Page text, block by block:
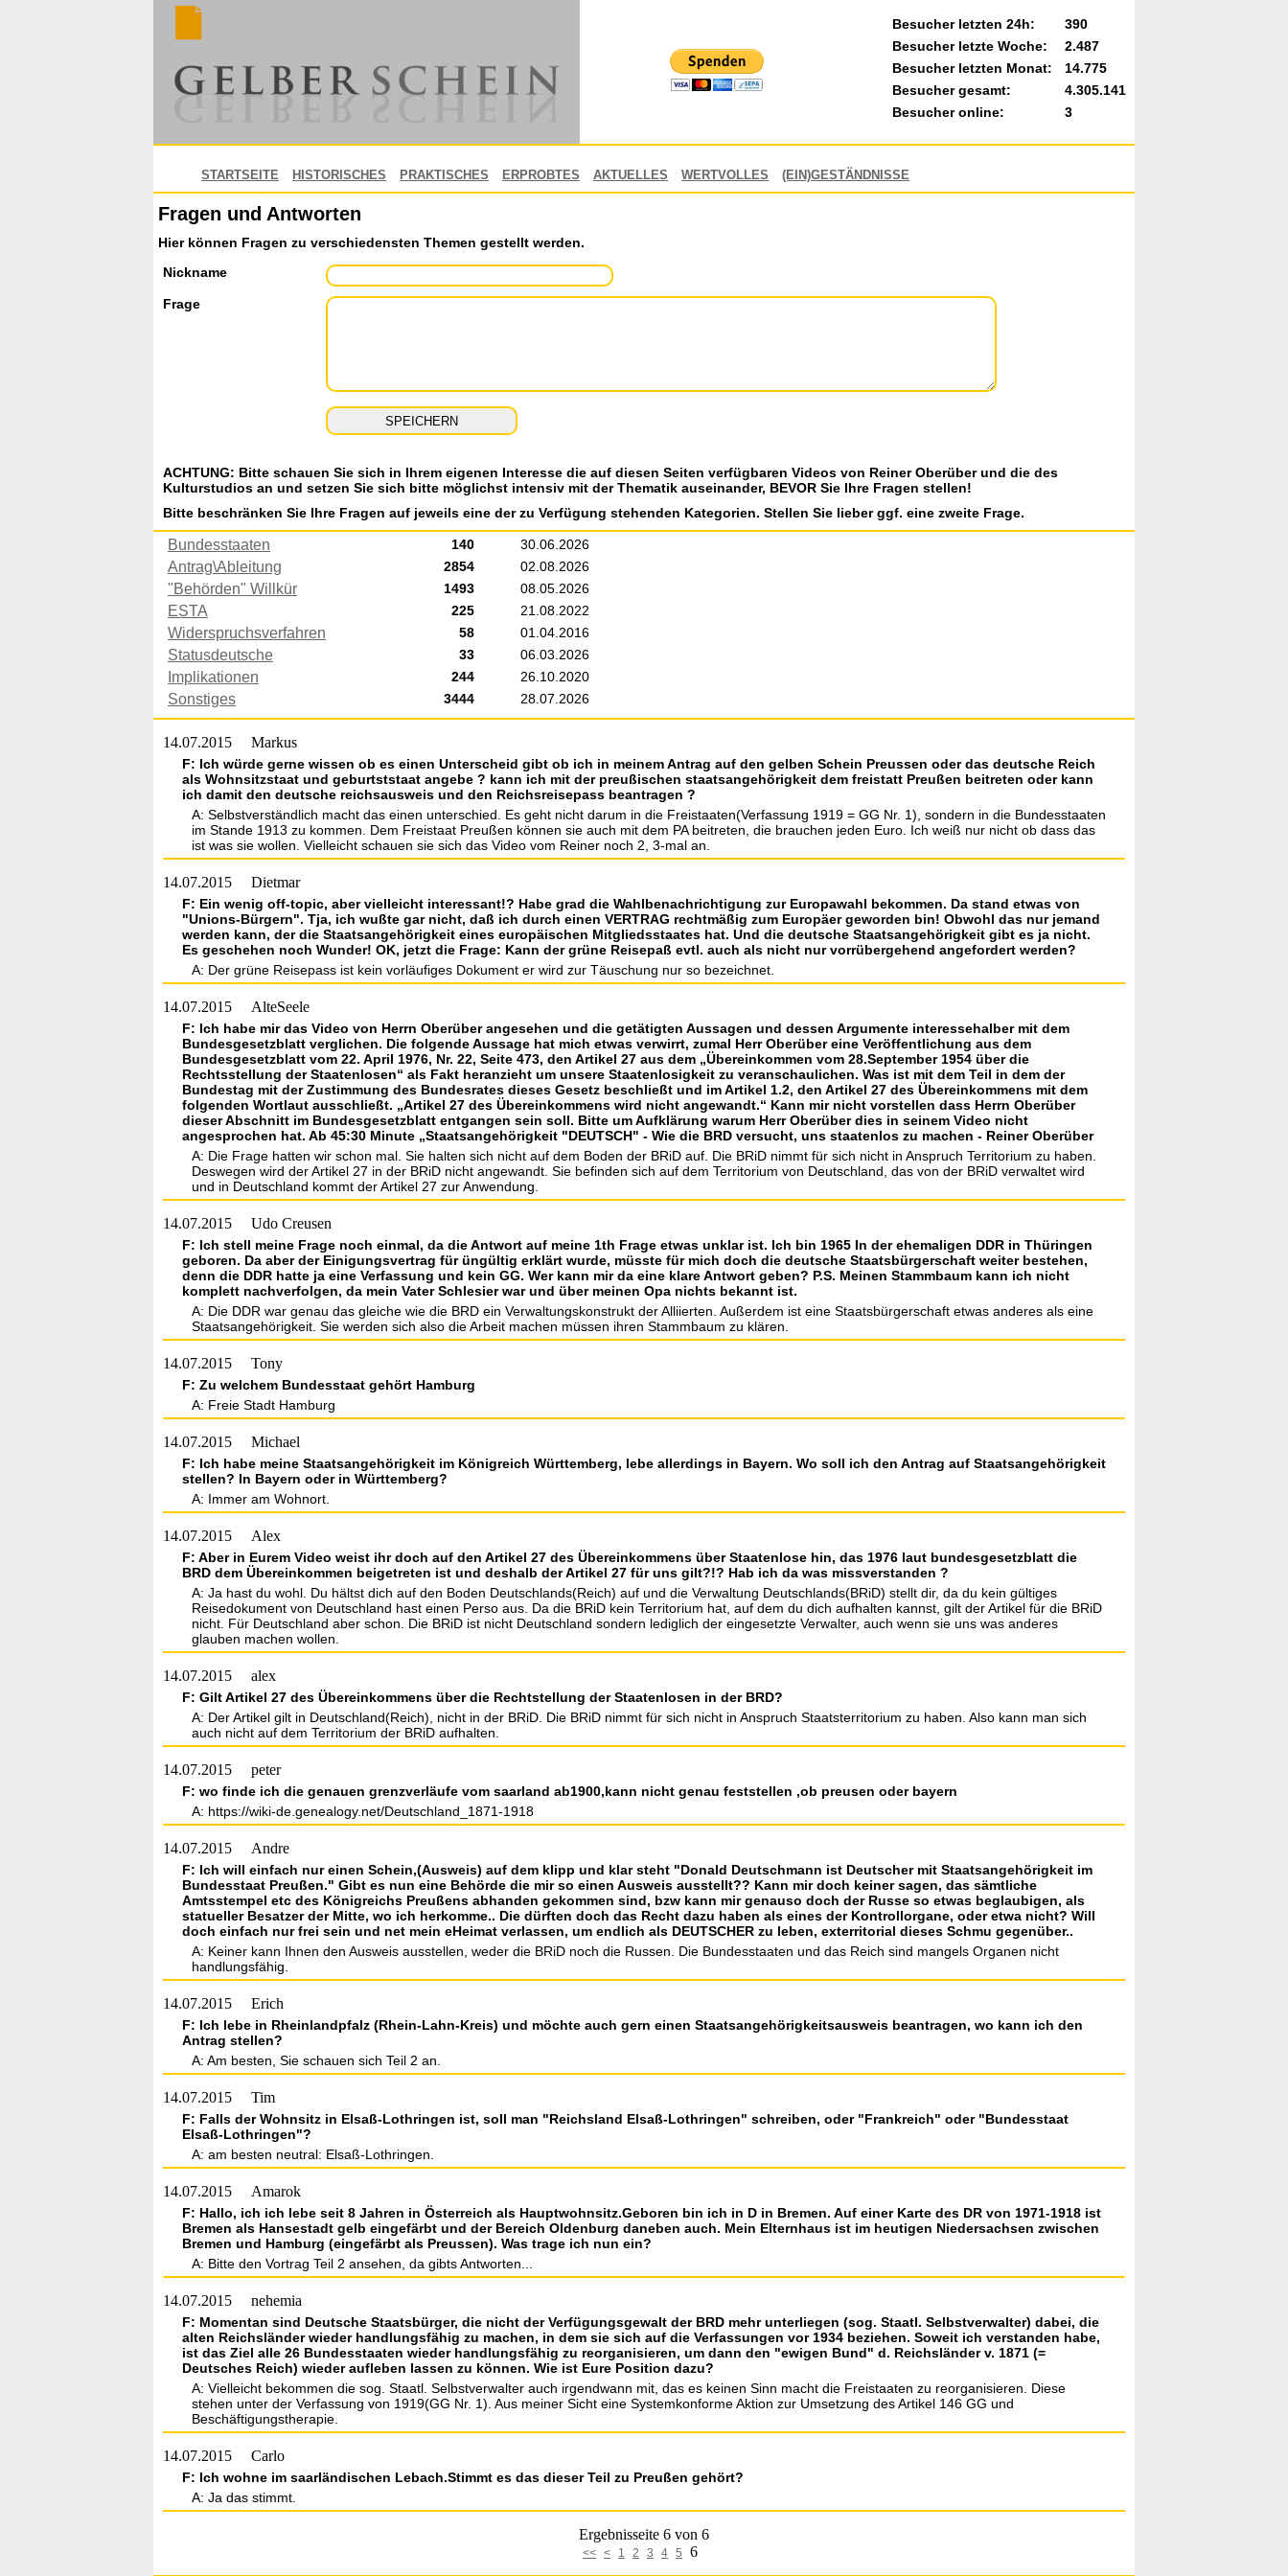
Besucher letzten 24h:
390
Besucher letzte Woche:
2.487
Besucher letzten Monat:
14.775
Besucher gesamt:
4.305.141
Besucher online:
3
STARTSEITE HISTORISCHES PRAKTISCHES ERPROBTES AKTUELLES WERTVOLLES (EIN)GESTÄNDNISSE
Fragen und Antworten
Hier können Fragen zu verschiedensten Themen gestellt werden.
Nickname
Frage
ACHTUNG: Bitte schauen Sie sich in Ihrem eigenen Interesse die auf diesen Seiten verfügbaren Videos von Reiner Oberüber und die des
Kulturstudios an und setzen Sie sich bitte möglichst intensiv mit der Thematik auseinander, BEVOR Sie Ihre Fragen stellen!
Bitte beschränken Sie Ihre Fragen auf jeweils eine der zu Verfügung stehenden Kategorien. Stellen Sie lieber ggf. eine zweite Frage.
Bundesstaaten 140 30.06.2026
Antrag\Ableitung 2854 02.08.2026
"Behörden" Willkür 1493 08.05.2026
ESTA 225 21.08.2022
Widerspruchsverfahren 58 01.04.2016
Statusdeutsche 33 06.03.2026
Implikationen 244 26.10.2020
Sonstiges 3444 28.07.2026
14.07.2015 Markus
F: Ich würde gerne wissen ob es einen Unterscheid gibt ob ich in meinem Antrag auf den gelben Schein Preussen oder das deutsche Reich
als Wohnsitzstaat und geburtststaat angebe ? kann ich mit der preußischen staatsangehörigkeit dem freistatt Preußen beitreten oder kann
ich damit den deutsche reichsausweis und den Reichsreisepass beantragen ?
A: Selbstverständlich macht das einen unterschied. Es geht nicht darum in die Freistaaten(Verfassung 1919 = GG Nr. 1), sondern in die Bundesstaaten
im Stande 1913 zu kommen. Dem Freistaat Preußen können sie auch mit dem PA beitreten, die brauchen jeden Euro. Ich weiß nur nicht ob dass das
ist was sie wollen. Vielleicht schauen sie sich das Video vom Reiner noch 2, 3-mal an.
14.07.2015 Dietmar
F: Ein wenig off-topic, aber vielleicht interessant!? Habe grad die Wahlbenachrichtigung zur Europawahl bekommen. Da stand etwas von
"Unions-Bürgern". Tja, ich wußte gar nicht, daß ich durch einen VERTRAG rechtmäßig zum Europäer geworden bin! Obwohl das nur jemand
werden kann, der die Staatsangehörigkeit eines europäischen Mitgliedsstaates hat. Und die deutsche Staatsangehörigkeit gibt es ja nicht.
Es geschehen noch Wunder! OK, jetzt die Frage: Kann der grüne Reisepaß evtl. auch als nicht nur vorrübergehend angefordert werden?
A: Der grüne Reisepass ist kein vorläufiges Dokument er wird zur Täuschung nur so bezeichnet.
14.07.2015 AlteSeele
F: Ich habe mir das Video von Herrn Oberüber angesehen und die getätigten Aussagen und dessen Argumente interessehalber mit dem
Bundesgesetzblatt verglichen. Die folgende Aussage hat mich etwas verwirrt, zumal Herr Oberüber eine Veröffentlichung aus dem
Bundesgesetzblatt vom 22. April 1976, Nr. 22, Seite 473, den Artikel 27 aus dem „Übereinkommen vom 28.September 1954 über die
Rechtsstellung der Staatenlosen“ als Fakt heranzieht um unsere Staatenlosigkeit zu veranschaulichen. Was ist mit dem Teil in dem der
Bundestag mit der Zustimmung des Bundesrates dieses Gesetz beschließt und im Artikel 1.2, den Artikel 27 des Übereinkommens mit dem
folgenden Wortlaut ausschließt. „Artikel 27 des Übereinkommens wird nicht angewandt.“ Kann mir nicht vorstellen dass Herrn Oberüber
dieser Abschnitt im Bundesgesetzblatt entgangen sein soll. Bitte um Aufklärung warum Herr Oberüber dies in seinem Video nicht
angesprochen hat. Ab 45:30 Minute „Staatsangehörigkeit "DEUTSCH" - Wie die BRD versucht, uns staatenlos zu machen - Reiner Oberüber
A: Die Frage hatten wir schon mal. Sie halten sich nicht auf dem Boden der BRiD auf. Die BRiD nimmt für sich nicht in Anspruch Territorium zu haben.
Deswegen wird der Artikel 27 in der BRiD nicht angewandt. Sie befinden sich auf dem Territorium von Deutschland, das von der BRiD verwaltet wird
und in Deutschland kommt der Artikel 27 zur Anwendung.
14.07.2015 Udo Creusen
F: Ich stell meine Frage noch einmal, da die Antwort auf meine 1th Frage etwas unklar ist. Ich bin 1965 In der ehemaligen DDR in Thüringen
geboren. Da aber der Einigungsvertrag für üngültig erklärt wurde, müsste für mich doch die deutsche Staatsbürgerschaft weiter bestehen,
denn die DDR hatte ja eine Verfassung und kein GG. Wer kann mir da eine klare Antwort geben? P.S. Meinen Stammbaum kann ich nicht
komplett nachverfolgen, da mein Vater Schlesier war und über meinen Opa nichts bekannt ist.
A: Die DDR war genau das gleiche wie die BRD ein Verwaltungskonstrukt der Alliierten. Außerdem ist eine Staatsbürgerschaft etwas anderes als eine
Staatsangehörigkeit. Sie werden sich also die Arbeit machen müssen ihren Stammbaum zu klären.
14.07.2015 Tony
F: Zu welchem Bundesstaat gehört Hamburg
A: Freie Stadt Hamburg
14.07.2015 Michael
F: Ich habe meine Staatsangehörigkeit im Königreich Württemberg, lebe allerdings in Bayern. Wo soll ich den Antrag auf Staatsangehörigkeit
stellen? In Bayern oder in Württemberg?
A: Immer am Wohnort.
14.07.2015 Alex
F: Aber in Eurem Video weist ihr doch auf den Artikel 27 des Übereinkommens über Staatenlose hin, das 1976 laut bundesgesetzblatt die
BRD dem Übereinkommen beigetreten ist und deshalb der Artikel 27 für uns gilt?!? Hab ich da was missverstanden ?
A: Ja hast du wohl. Du hältst dich auf den Boden Deutschlands(Reich) auf und die Verwaltung Deutschlands(BRiD) stellt dir, da du kein gültiges
Reisedokument von Deutschland hast einen Perso aus. Da die BRiD kein Territorium hat, auf dem du dich aufhalten kannst, gilt der Artikel für die BRiD
nicht. Für Deutschland aber schon. Die BRiD ist nicht Deutschland sondern lediglich der eingesetzte Verwalter, auch wenn sie uns was anderes
glauben machen wollen.
14.07.2015 alex
F: Gilt Artikel 27 des Übereinkommens über die Rechtstellung der Staatenlosen in der BRD?
A: Der Artikel gilt in Deutschland(Reich), nicht in der BRiD. Die BRiD nimmt für sich nicht in Anspruch Staatsterritorium zu haben. Also kann man sich
auch nicht auf dem Territorium der BRiD aufhalten.
14.07.2015 peter
F: wo finde ich die genauen grenzverläufe vom saarland ab1900,kann nicht genau feststellen ,ob preusen oder bayern
A: https://wiki-de.genealogy.net/Deutschland_1871-1918
14.07.2015 Andre
F: Ich will einfach nur einen Schein,(Ausweis) auf dem klipp und klar steht "Donald Deutschmann ist Deutscher mit Staatsangehörigkeit im
Bundesstaat Preußen." Gibt es nun eine Behörde die mir so einen Ausweis ausstellt?? Kann mir doch keiner sagen, das sämtliche
Amtsstempel etc des Königreichs Preußens abhanden gekommen sind, bzw kann mir genauso doch der Russe so etwas beglaubigen, als
statueller Besatzer der Mitte, wo ich herkomme.. Die dürften doch das Recht dazu haben als eines der Kontrollorgane, oder etwa nicht? Will
doch einfach nur frei sein und net mein eHeimat verlassen, um endlich als DEUTSCHER zu leben, exterritorial dieses Schmu gegenüber..
A: Keiner kann Ihnen den Ausweis ausstellen, weder die BRiD noch die Russen. Die Bundesstaaten und das Reich sind mangels Organen nicht
handlungsfähig.
14.07.2015 Erich
F: Ich lebe in Rheinlandpfalz (Rhein-Lahn-Kreis) und möchte auch gern einen Staatsangehörigkeitsausweis beantragen, wo kann ich den
Antrag stellen?
A: Am besten, Sie schauen sich Teil 2 an.
14.07.2015 Tim
F: Falls der Wohnsitz in Elsaß-Lothringen ist, soll man "Reichsland Elsaß-Lothringen" schreiben, oder "Frankreich" oder "Bundesstaat
Elsaß-Lothringen"?
A: am besten neutral: Elsaß-Lothringen.
14.07.2015 Amarok
F: Hallo, ich ich lebe seit 8 Jahren in Österreich als Hauptwohnsitz.Geboren bin ich in D in Bremen. Auf einer Karte des DR von 1971-1918 ist
Bremen als Hansestadt gelb eingefärbt und der Bereich Oldenburg daneben auch. Mein Elternhaus ist im heutigen Niedersachsen zwischen
Bremen und Hamburg (eingefärbt als Preussen). Was trage ich nun ein?
A: Bitte den Vortrag Teil 2 ansehen, da gibts Antworten...
14.07.2015 nehemia
F: Momentan sind Deutsche Staatsbürger, die nicht der Verfügungsgewalt der BRD mehr unterliegen (sog. Staatl. Selbstverwalter) dabei, die
alten Reichsländer wieder handlungsfähig zu machen, in dem sie sich auf die Verfassungen vor 1934 beziehen. Soweit ich verstanden habe,
ist das Ziel alle 26 Bundesstaaten wieder handlungsfähig zu reorganisieren, um dann den "ewigen Bund" d. Reichsländer v. 1871 (=
Deutsches Reich) wieder aufleben lassen zu können. Wie ist Eure Position dazu?
A: Vielleicht bekommen die sog. Staatl. Selbstverwalter auch irgendwann mit, das es keinen Sinn macht die Freistaaten zu reorganisieren. Diese
stehen unter der Verfassung von 1919(GG Nr. 1). Aus meiner Sicht eine Systemkonforme Aktion zur Umsetzung des Artikel 146 GG und
Beschäftigungstherapie.
14.07.2015 Carlo
F: Ich wohne im saarländischen Lebach.Stimmt es das dieser Teil zu Preußen gehört?
A: Ja das stimmt.
Ergebnisseite 6 von 6
<< < 1 2 3 4 5 6